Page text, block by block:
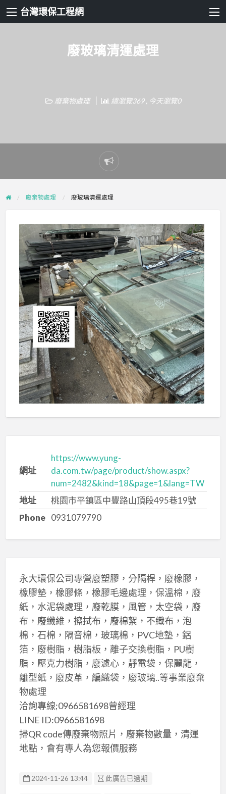
台灣環保工程網
廢玻璃清運處理
廢棄物處理 總瀏覽369 , 今天瀏覽0
Report
problem
廢棄物處理 廢玻璃清運處理
網址
https://www.yung-
da.com.tw/page/product/show.aspx?
num=2482&kind=18&page=1&lang=TW
地址
桃園市平鎮區中豐路山頂段495巷19號
Phone 0931079790
永大環保公司專營廢塑膠，分隔桿，廢橡膠，
橡膠墊，橡膠條，橡膠毛邊處理，保溫棉，廢
紙，水泥袋處理，廢乾膜，風管，太空袋，廢
布，廢纖維，擦拭布，廢棉絮，不織布，泡
棉，石棉，隔音棉，玻璃棉，PVC地墊，鋁
箔，廢樹脂，樹脂板，離子交換樹脂，PU樹
脂，壓克力樹脂，廢濾心，靜電袋，保麗龍，
離型紙，廢皮革，編織袋，廢玻璃..等事業廢棄
物處理
洽詢專線;0966581698曾經理
LINE ID:0966581698
掃QR code傳廢棄物照片，廢棄物數量，清運
地點，會有專人為您報價服務
2024-11-26 13:44 此廣告已過期